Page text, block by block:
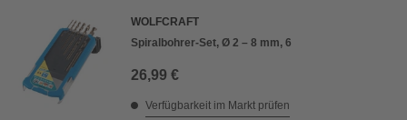
WOLFCRAFT
Spiralbohrer-Set, Ø 2 – 8 mm, 6
26,99 €
Verfügbarkeit im Markt prüfen